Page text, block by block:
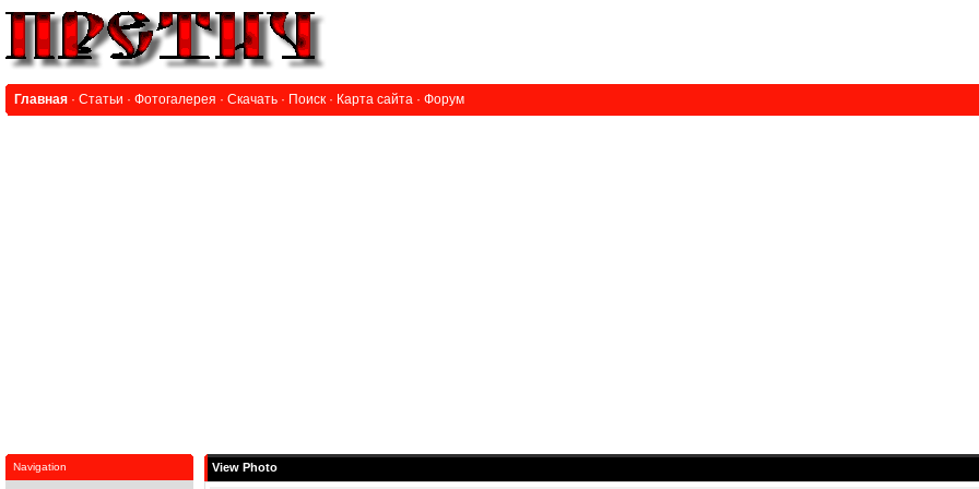
Главная · Статьи · Фотогалерея · Скачать · Поиск · Карта сайта · Форум
Navigation View Photo